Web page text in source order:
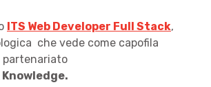
ITS Web Developer Full Stack,
che vede come capofila
partenariato